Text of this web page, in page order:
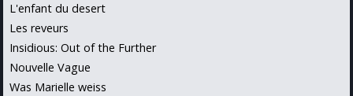
L'enfant du desert
Les reveurs
Insidious: Out of the Further
Nouvelle Vague
Was Marielle weiss